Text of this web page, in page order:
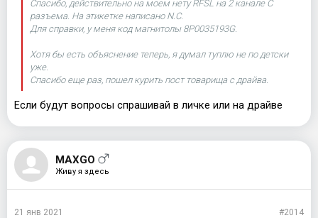
картинку с камеры при включении задней передачи. Т.е. либо
магнитола, либо камера
Спасибо, действительно на моем нету RFSL на 2 канале C
разъема. На этикетке написано N.C.
Для справки, у меня код магнитолы 8P0035193G.
Хотя бы есть объяснение теперь, я думал туплю не по детски
уже.
Спасибо еще раз, пошел курить пост товарища с драйва.
Если будут вопросы спрашивай в личке или на драйве
MAXGO
Живу я здесь
#2014
21 янв 2021